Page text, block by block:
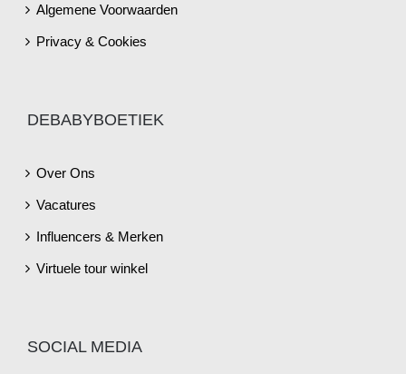
Algemene Voorwaarden
Privacy & Cookies
DEBABYBOETIEK
Over Ons
Vacatures
Influencers & Merken
Virtuele tour winkel
SOCIAL MEDIA